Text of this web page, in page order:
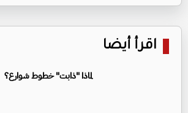
اقرأ أيضا
لماذا "ذابت" خطوط شوارع؟